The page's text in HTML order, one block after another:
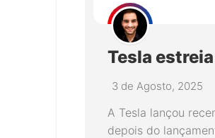
Tesla
3 de Agosto, 2025
A Tesla lançou
depois do